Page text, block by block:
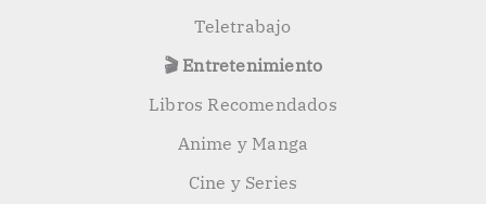
Teletrabajo
🎬 Entretenimiento
Libros Recomendados
Anime y Manga
Cine y Series